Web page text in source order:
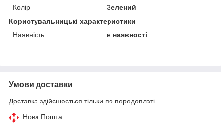
Колір
Зелений
Користувальницькі характеристики
Наявність
в наявності
Умови доставки
Доставка здійснюється тільки по передоплаті.
Нова Пошта